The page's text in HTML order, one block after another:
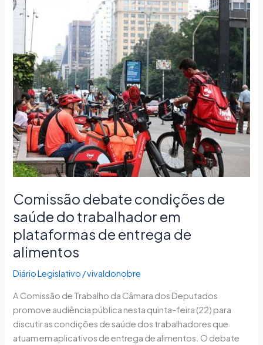
Comissão debate condições de
saúde do trabalhador em
plataformas de entrega de
alimentos
Diário Legislativo /vivaldonobre
A Comissão de Trabalho da Câmara dos Deputados
promove audiência pública nesta quinta-feira (22) para
discutir as condições de saúde dos trabalhadores que
atuam em aplicativos de entrega de alimentos. O debate
Comissão
debate
condições
saúde
do
trabalhador
em
plataformas
de
entrega
de
alimentos